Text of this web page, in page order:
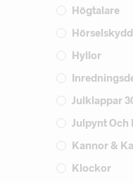
Högtalare
Hyllor
Julklappar
Julpynt Och
Kannor &
Klockor